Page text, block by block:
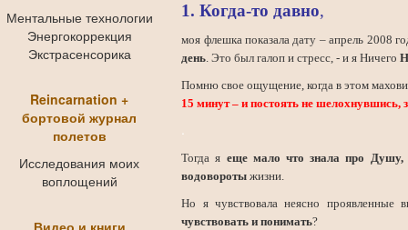
Ментальные технологии
Энергокоррекция
Экстрасенсорика
Reincarnation +
бортовой журнал
полетов
Исследования моих
воплощений
Видео и книги
1. Когда-то давно,
моя флешка показала дату – апрель 2008
день. Это был галоп и стресс, - и я Ничего
Помню свое ощущение, когда в этом
15 минут – и постоять не шелохнувшись,
.
Тогда я еще мало что знала про Душу,
водовороты жизни.
Но я чувствовала неясно
чувствовать и понимать?